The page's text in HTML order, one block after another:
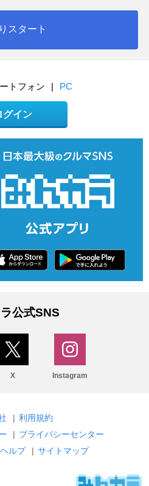
スタート
トフォン | PC
グイン
公式SNS
X Instagram
| 利用規約
| プライバシーセンター
ヘルプ | サイトマップ